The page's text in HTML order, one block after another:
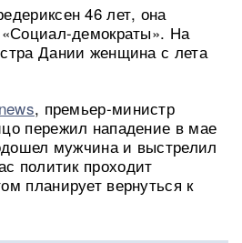
46 лет, она
«Социал-демократы». На
Дании женщина с лета
, премьер-министр
пережил нападение в мае
мужчина и выстрелил
политик проходит
планирует вернуться к